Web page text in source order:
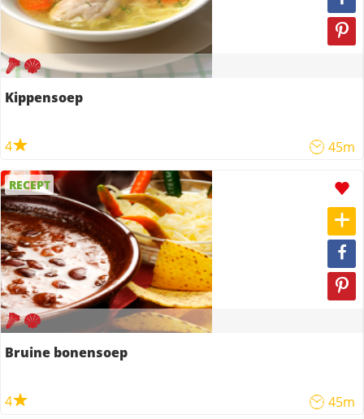
Kippensoep
4 45m
RECEPT
Bruine bonensoep
4 45m